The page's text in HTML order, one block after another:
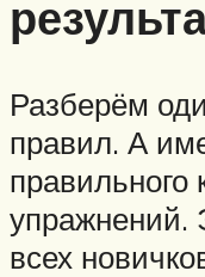
Разберём
правил. А
правильного
упражнений.
всех